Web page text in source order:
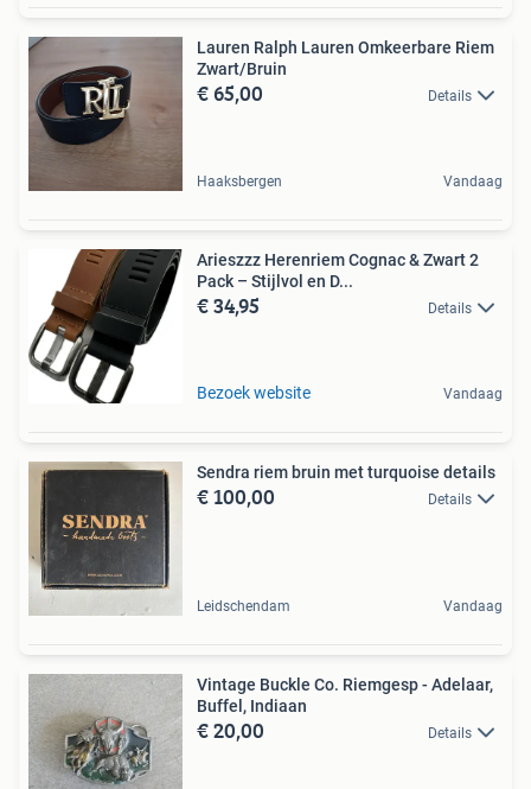
Lauren Ralph Lauren Omkeerbare Riem
Zwart/Bruin
€ 65,00 Details
Haaksbergen Vandaag
Arieszzz Herenriem Cognac & Zwart 2
Pack – Stijlvol en D...
€ 34,95 Details
Bezoek website Vandaag
Sendra riem bruin met turquoise details
€ 100,00 Details
Leidschendam Vandaag
Vintage Buckle Co. Riemgesp - Adelaar,
Buffel, Indiaan
€ 20,00 Details